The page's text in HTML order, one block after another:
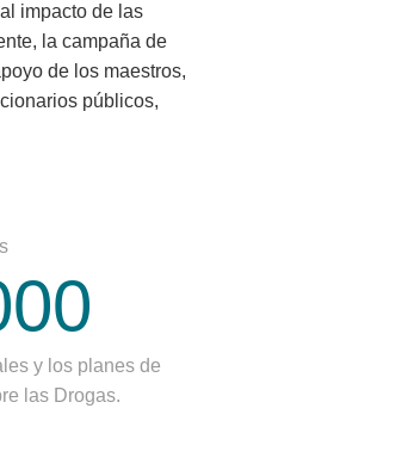
impacto de las
la campaña de
de los maestros,
públicos,
y los planes de
las Drogas.